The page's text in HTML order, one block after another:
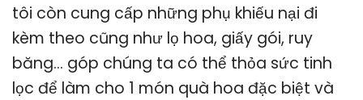
tôi còn cung cấp những phụ khiếu nại đi
kèm theo cũng như lọ hoa, giấy gói, ruy
băng… góp chúng ta có thể thỏa sức tinh
lọc để làm cho 1 món quà hoa đặc biệt và